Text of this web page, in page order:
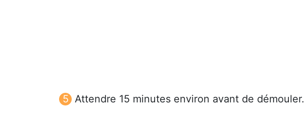
Attendre 15 minutes environ avant de démouler.